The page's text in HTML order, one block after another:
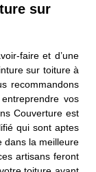
sur
faire et d’une
sur toiture à
recommandons
vos
Couverture est
qui sont aptes
dans la meilleure
artisans feront